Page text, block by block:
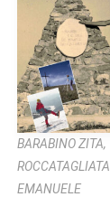
BARABINO ZITA,
ROCCATAGLIATA
EMANUELE